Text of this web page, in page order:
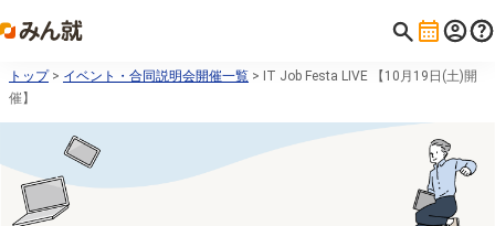
トップ> イベント・合同説明会開催一覧 > IT Job Festa LIVE 【10月19日(土)開
催】